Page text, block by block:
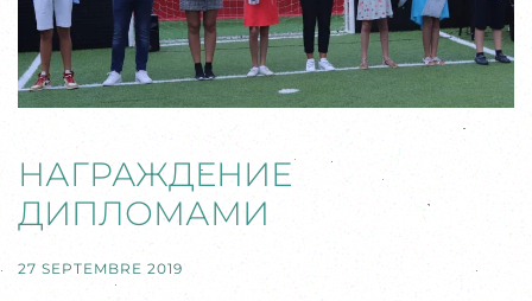
НАГРАЖДЕНИЕ
ДИПЛОМАМИ
27 SEPTEMBRE 2019